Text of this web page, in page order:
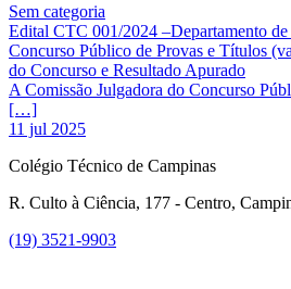
Sem categoria
Edital CTC 001/2024 –Departamento
Concurso Público de Provas e Títulos
do Concurso e Resultado Apurado
A Comissão Julgadora do Concurso
[…]
11 jul 2025
Colégio Técnico de Campinas
R. Culto à Ciência, 177 - Centro,
(19) 3521-9903